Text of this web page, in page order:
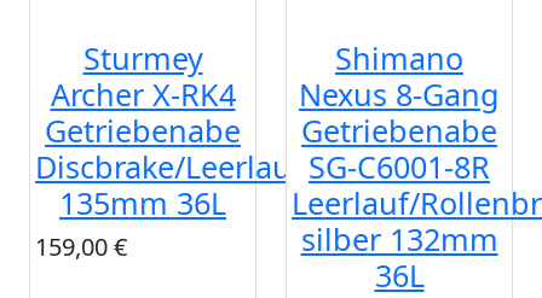
Sturmey
Archer X-RK4
Getriebenabe
Discbrake/Leerlauf
135mm 36L
159,00 €
Shimano
Nexus 8-Gang
Getriebenabe
SG-C6001-8R
Leerlauf/
silber 132mm
36L